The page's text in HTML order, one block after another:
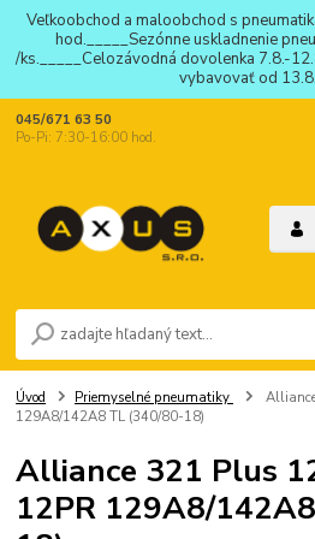
Veľkoobchod a maloobchod s
hod._____Sezónne uskladnenie
/ks._____Celozávodná dovolenka 7.8.-
vybavovať od
045/671 63 50
Po-Pi: 7:30-16:00 hod.
Úvod Priemyselné pneumatiky
129A8/142A8 TL (340/80-18)
Alliance 321 Plus
12PR 129A8/